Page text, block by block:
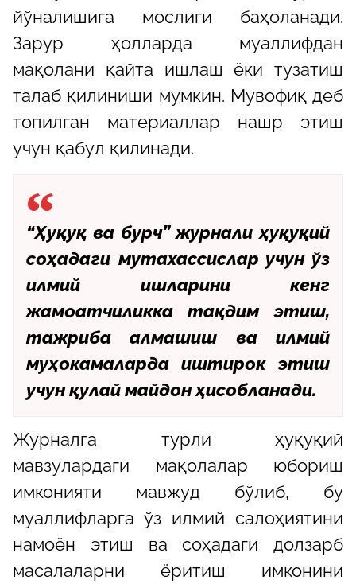
йўналишига мослиги баҳоланади.
Зарур ҳолларда муаллифдан
мақолани қайта ишлаш ёки тузатиш
талаб қилиниши мумкин. Мувофиқ деб
топилган материаллар нашр этиш
учун қабул қилинади.
“Ҳуқуқ ва бурч” журнали ҳуқуқий
соҳадаги мутахассислар учун ўз
илмий ишларини кенг
жамоатчиликка тақдим этиш,
тажриба алмашиш ва илмий
муҳокамаларда иштирок этиш
учун қулай майдон ҳисобланади.
Журналга турли ҳуқуқий
мавзулардаги мақолалар юбориш
имконияти мавжуд бўлиб, бу
муаллифларга ўз илмий салоҳиятини
намоён этиш ва соҳадаги долзарб
масалаларни ёритиш имконини